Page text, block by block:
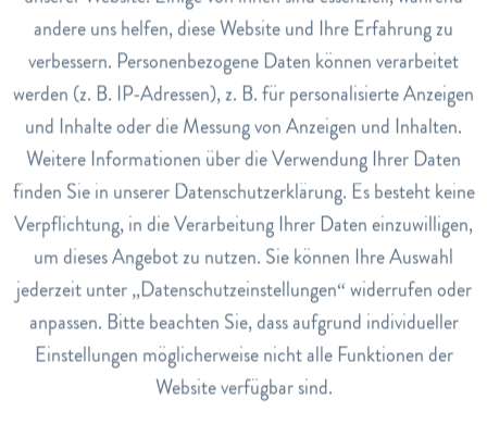
Hinweise
Herkunft Südafrika
Art.Nr.
2922962
EAN
7612102300532
Lagerbestand
0
Bewertungen 0
Bewertungen lesen, schreiben und diskutieren...
Marketing Inaktiv
Tracking Inaktiv
Service Inaktiv
andere uns helfen, diese Website und Ihre Erfahrung zu
verbessern. Personenbezogene Daten können verarbeitet
werden (z. B. IP-Adressen), z. B. für personalisierte Anzeigen
und Inhalte oder die Messung von Anzeigen und Inhalten.
Weitere Informationen über die Verwendung Ihrer Daten
finden Sie in unserer Datenschutzerklärung. Es besteht keine
Verpflichtung, in die Verarbeitung Ihrer Daten einzuwilligen,
um dieses Angebot zu nutzen. Sie können Ihre Auswahl
jederzeit unter „Datenschutzeinstellungen“ widerrufen oder
anpassen. Bitte beachten Sie, dass aufgrund individueller
Einstellungen möglicherweise nicht alle Funktionen der
Website verfügbar sind.